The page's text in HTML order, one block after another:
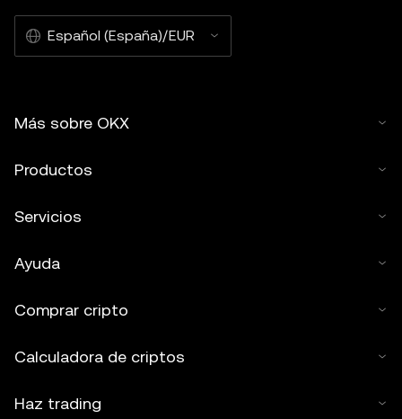
Español (España)/EUR
Más sobre OKX
Productos
Servicios
Ayuda
Comprar cripto
Calculadora de criptos
Haz trading